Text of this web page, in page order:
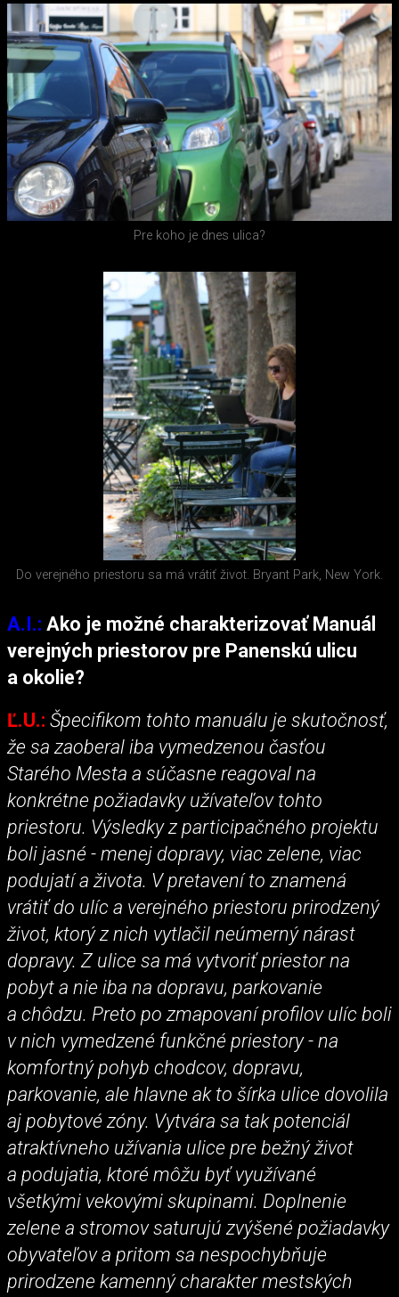
Pre koho je dnes ulica?
Do verejného priestoru sa má vrátiť život. Bryant Park, New York.
A.I.: Ako je možné charakterizovať Manuál
verejných priestorov pre Panenskú ulicu
a okolie?
Ľ.U.: Špecifikom tohto manuálu je skutočnosť,
že sa zaoberal iba vymedzenou časťou
Starého Mesta a súčasne reagoval na
konkrétne požiadavky užívateľov tohto
priestoru. Výsledky z participačného projektu
boli jasné - menej dopravy, viac zelene, viac
podujatí a života. V pretavení to znamená
vrátiť do ulíc a verejného priestoru prirodzený
život, ktorý z nich vytlačil neúmerný nárast
dopravy. Z ulice sa má vytvoriť priestor na
pobyt a nie iba na dopravu, parkovanie
a chôdzu. Preto po zmapovaní profilov ulíc boli
v nich vymedzené funkčné priestory - na
komfortný pohyb chodcov, dopravu,
parkovanie, ale hlavne ak to šírka ulice dovolila
aj pobytové zóny. Vytvára sa tak potenciál
atraktívneho užívania ulice pre bežný život
a podujatia, ktoré môžu byť využívané
všetkými vekovými skupinami. Doplnenie
zelene a stromov saturujú zvýšené požiadavky
obyvateľov a pritom sa nespochybňuje
prirodzene kamenný charakter mestských